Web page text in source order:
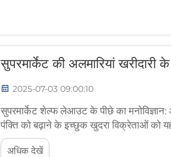
सुपरमार्केट की अलमारियां खरीदारी
2025-07-03 09:00:10
सुपरमार्केट शेल्फ लेआउट के पीछे का
पंक्ति को बढ़ाने के इच्छुक खुदरा विक्रेताओं को
संबंध में कैसे सोचते हैं। सामान को आंख के स्तर
अधिक देखें